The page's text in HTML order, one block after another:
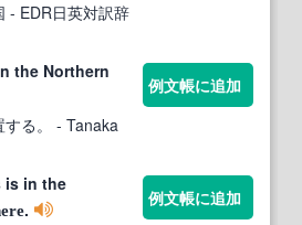
- EDR日英対訳辞
the Northern
る。
- Tanaka
例文帳に追加
is in the
.
例文帳に追加